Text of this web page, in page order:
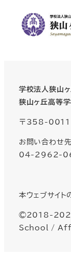
学校法人狭山
狭山ヶ丘高等
〒358-0011
お問い合わせ
04-2962-
本ウェブサイト
©2018-
School /